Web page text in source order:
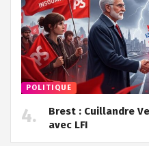
POLITIQUE
Brest : Cuillandre
avec LFI